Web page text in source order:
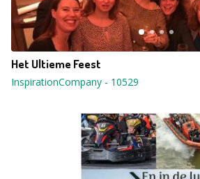
Het Ultieme Feest
InspirationCompany - 10529